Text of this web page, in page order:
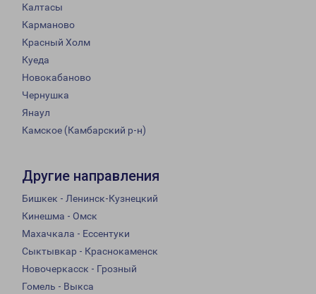
Калтасы
Карманово
Красный Холм
Куеда
Новокабаново
Чернушка
Янаул
Камское (Камбарский р-н)
Другие направления
Бишкек - Ленинск-Кузнецкий
Кинешма - Омск
Махачкала - Ессентуки
Сыктывкар - Краснокаменск
Новочеркасск - Грозный
Гомель - Выкса